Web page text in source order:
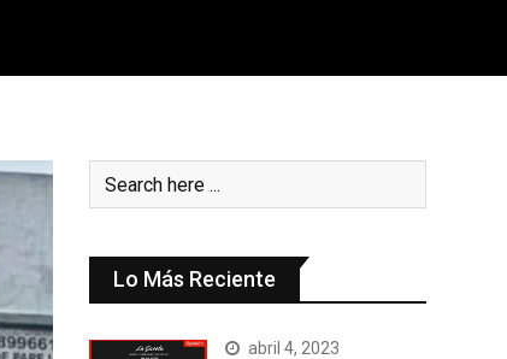
Lo Más Reciente
abril 4, 2023